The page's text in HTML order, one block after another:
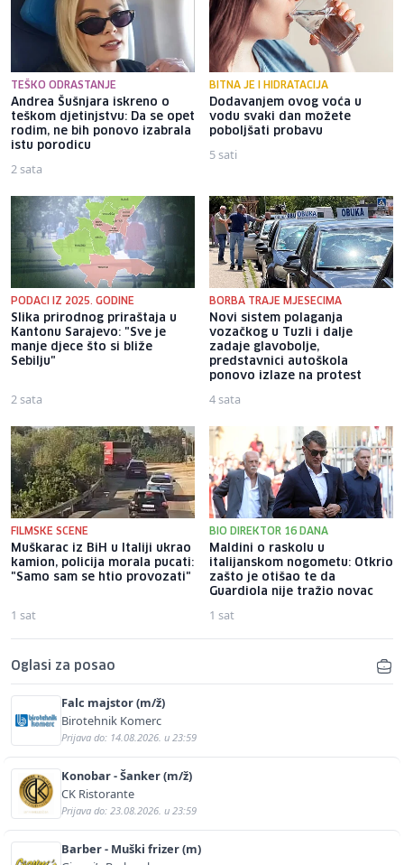
TEŠKO ODRASTANJE
Andrea Šušnjara iskreno o
teškom djetinjstvu: Da se opet
rodim, ne bih ponovo izabrala
istu porodicu
2 sata
BITNA JE I HIDRATACIJA
Dodavanjem ovog voća u
vodu svaki dan možete
poboljšati probavu
5 sati
PODACI IZ 2025. GODINE
Slika prirodnog priraštaja u
Kantonu Sarajevo: "Sve je
manje djece što si bliže
Sebilju"
2 sata
BORBA TRAJE MJESECIMA
Novi sistem polaganja
vozačkog u Tuzli i dalje
zadaje glavobolje,
predstavnici autoškola
ponovo izlaze na protest
4 sata
FILMSKE SCENE
Muškarac iz BiH u Italiji ukrao
kamion, policija morala pucati:
"Samo sam se htio provozati"
1 sat
BIO DIREKTOR 16 DANA
Maldini o raskolu u
italijanskom nogometu: Otkrio
zašto je otišao te da
Guardiola nije tražio novac
1 sat
Oglasi za posao
Falc majstor (m/ž)
Birotehnik Komerc
Prijava do: 14.08.2026. u 23:59
Konobar - Šanker (m/ž)
CK Ristorante
Prijava do: 23.08.2026. u 23:59
Barber - Muški frizer (m)